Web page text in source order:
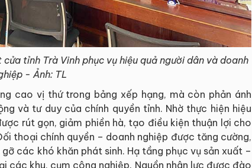
tỉnh Trà Vinh phục vụ hiệu quả người dân và doanh
- Ảnh: TL
cao vị thứ trong bảng xếp hạng, mà còn phản ánh
và tư duy của chính quyền tỉnh. Nhờ thực hiện hiệu
rút gọn, giảm phiền hà, tạo điều kiện thuận lợi cho
thoại chính quyền – doanh nghiệp được tăng cường,
các khó khăn phát sinh. Hạ tầng phục vụ sản xuất –
các khu, cụm công nghiệp. Nguồn nhân lực được đào